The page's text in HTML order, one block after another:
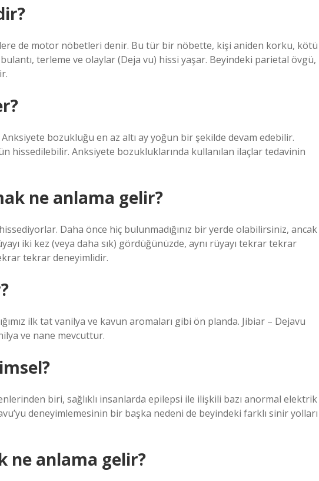
de motor nöbetleri denir. Bu tür bir nöbette, kişi aniden korku, kötü
terleme ve olaylar (Deja vu) hissi yaşar. Beyindeki parietal övgü,
bozukluğu en az altı ay yoğun bir şekilde devam edebilir.
hissedilebilir. Anksiyete bozukluklarında kullanılan ilaçlar tedavinin
ne anlama gelir?
Daha önce hiç bulunmadığınız bir yerde olabilirsiniz, ancak
iki kez (veya daha sık) gördüğünüzde, aynı rüyayı tekrar tekrar
tekrar deneyimlidir.
ilk tat vanilya ve kavun aromaları gibi ön planda. Jibiar – Dejavu
ve nane mevcuttur.
biri, sağlıklı insanlarda epilepsi ile ilişkili bazı anormal elektrik
deneyimlemesinin bir başka nedeni de beyindeki farklı sinir yolları
ne anlama gelir?